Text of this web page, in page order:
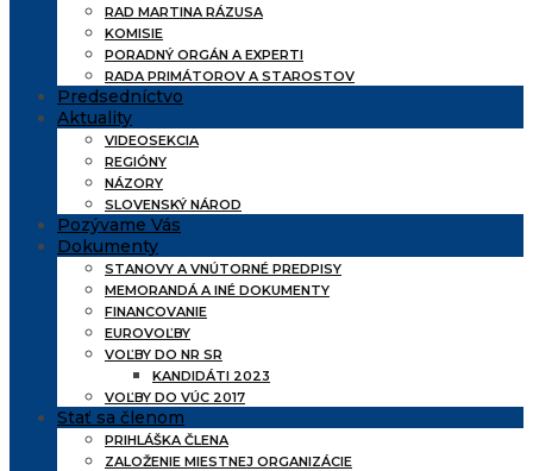
RAD MARTINA RÁZUSA
KOMISIE
PORADNÝ ORGÁN A EXPERTI
RADA PRIMÁTOROV A STAROSTOV
Predsedníctvo
Aktuality
VIDEOSEKCIA
REGIÓNY
NÁZORY
SLOVENSKÝ NÁROD
Pozývame Vás
Dokumenty
STANOVY A VNÚTORNÉ PREDPISY
MEMORANDÁ A INÉ DOKUMENTY
FINANCOVANIE
EUROVOĽBY
VOĽBY DO NR SR
KANDIDÁTI 2023
VOĽBY DO VÚC 2017
Stať sa členom
PRIHLÁŠKA ČLENA
ZALOŽENIE MIESTNEJ ORGANIZÁCIE